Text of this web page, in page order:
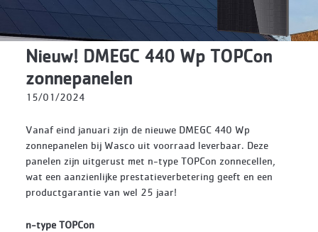
Nieuw! DMEGC 440 Wp TOPCon
zonnepanelen
15/01/2024
Vanaf eind januari zijn de nieuwe DMEGC 440 Wp
zonnepanelen bij Wasco uit voorraad leverbaar. Deze
panelen zijn uitgerust met n-type TOPCon zonnecellen,
wat een aanzienlijke prestatieverbetering geeft en een
productgarantie van wel 25 jaar!
n-type TOPCon